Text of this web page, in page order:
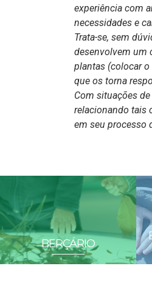
experiência com
necessidades e
Trata-se, sem
desenvolvem um
plantas (colocar o
que os torna
Com situações
relacionando tais
em seu processo
BERÇÁRIO